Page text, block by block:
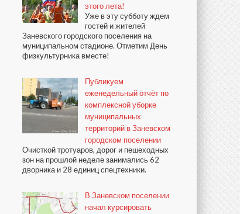
этого лета!
Уже в эту субботу ждем
гостей и жителей
Заневского городского поселения на
муниципальном стадионе. Отметим День
физкультурника вместе!
Публикуем
еженедельный отчёт по
комплексной уборке
муниципальных
территорий в Заневском
городском поселении
Очисткой тротуаров, дорог и пешеходных
зон на прошлой неделе занимались 62
дворника и 28 единиц спецтехники.
В Заневском поселении
начал курсировать